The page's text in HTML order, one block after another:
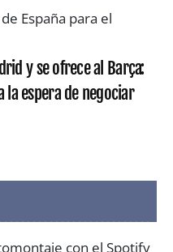
y se ofrece al Barça:
espera de negociar